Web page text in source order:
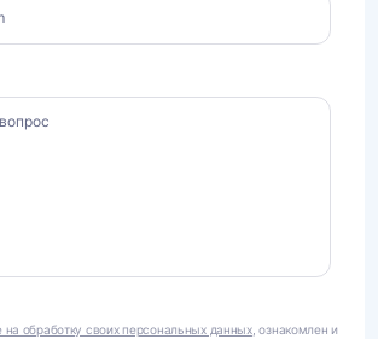
на обработку своих персональных данных, ознакомлен и